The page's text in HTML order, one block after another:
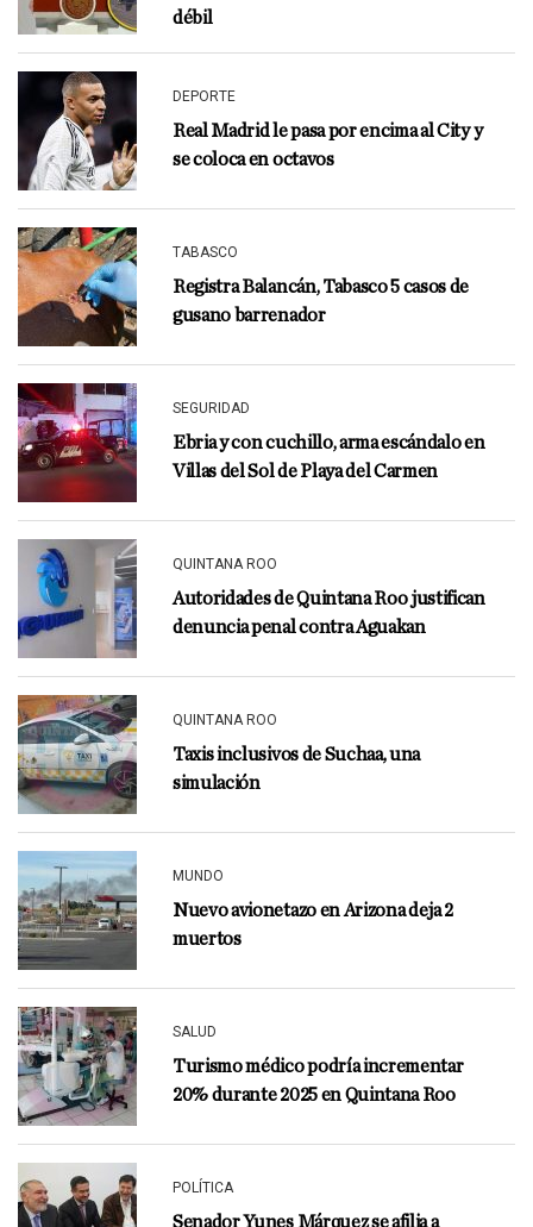
débil
DEPORTE
Real Madrid le pasa por encima al City y
se coloca en octavos
TABASCO
Registra Balancán, Tabasco 5 casos de
gusano barrenador
SEGURIDAD
Ebria y con cuchillo, arma escándalo en
Villas del Sol de Playa del Carmen
QUINTANA ROO
Autoridades de Quintana Roo justifican
denuncia penal contra Aguakan
QUINTANA ROO
Taxis inclusivos de Suchaa, una
simulación
MUNDO
Nuevo avionetazo en Arizona deja 2
muertos
SALUD
Turismo médico podría incrementar
20% durante 2025 en Quintana Roo
POLÍTICA
Senador Yunes Márquez se afilia a